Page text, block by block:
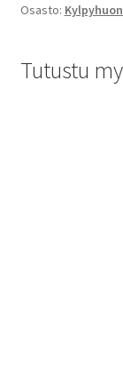
Osasto:
Tutustu